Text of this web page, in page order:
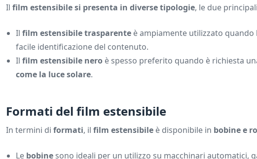
Il film estensibile si presenta in diverse tipologie, le due
Il film estensibile trasparente è ampiamente utilizzato quando
facile identificazione del contenuto.
Il film estensibile nero è spesso preferito quando è richiesta
come la luce solare.
Formati del film estensibile
In termini di formati, il film estensibile è disponibile in bobine e
Le bobine sono ideali per un utilizzo su macchinari